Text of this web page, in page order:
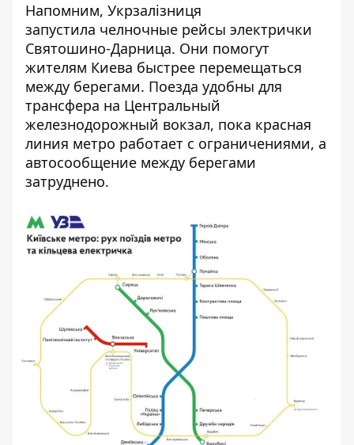
Напомним, Укрзалізниця
запустила челночные рейсы электрички
Святошино-Дарница. Они помогут
жителям Киева быстрее перемещаться
между берегами. Поезда удобны для
трансфера на Центральный
железнодорожный вокзал, пока красная
линия метро работает с ограничениями, а
автосообщение между берегами
затруднено.